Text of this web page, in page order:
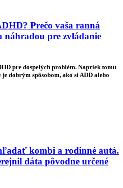
Prečo vaša ranná
náhradou pre zvládanie
pre dospelých problém. Napriek tomu
dobrým spôsobom, ako si ADD alebo
kombi a rodinné autá.
dáta pôvodne určené